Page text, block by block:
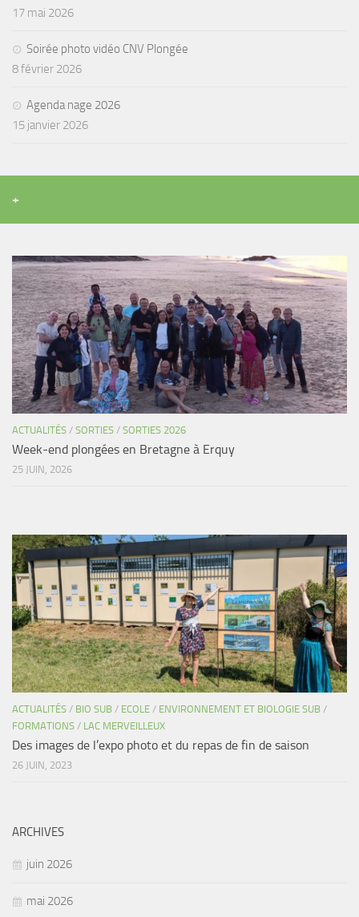
17 mai 2026
Soirée photo vidéo CNV Plongée
8 février 2026
Agenda nage 2026
15 janvier 2026
+
ACTUALITÉS / SORTIES / SORTIES 2026
Week-end plongées en Bretagne à Erquy
25 JUIN, 2026
ACTUALITÉS / BIO SUB / ECOLE / ENVIRONNEMENT ET BIOLOGIE SUB /
FORMATIONS / LAC MERVEILLEUX
Des images de l’expo photo et du repas de fin de saison
26 JUIN, 2023
ARCHIVES
juin 2026
mai 2026